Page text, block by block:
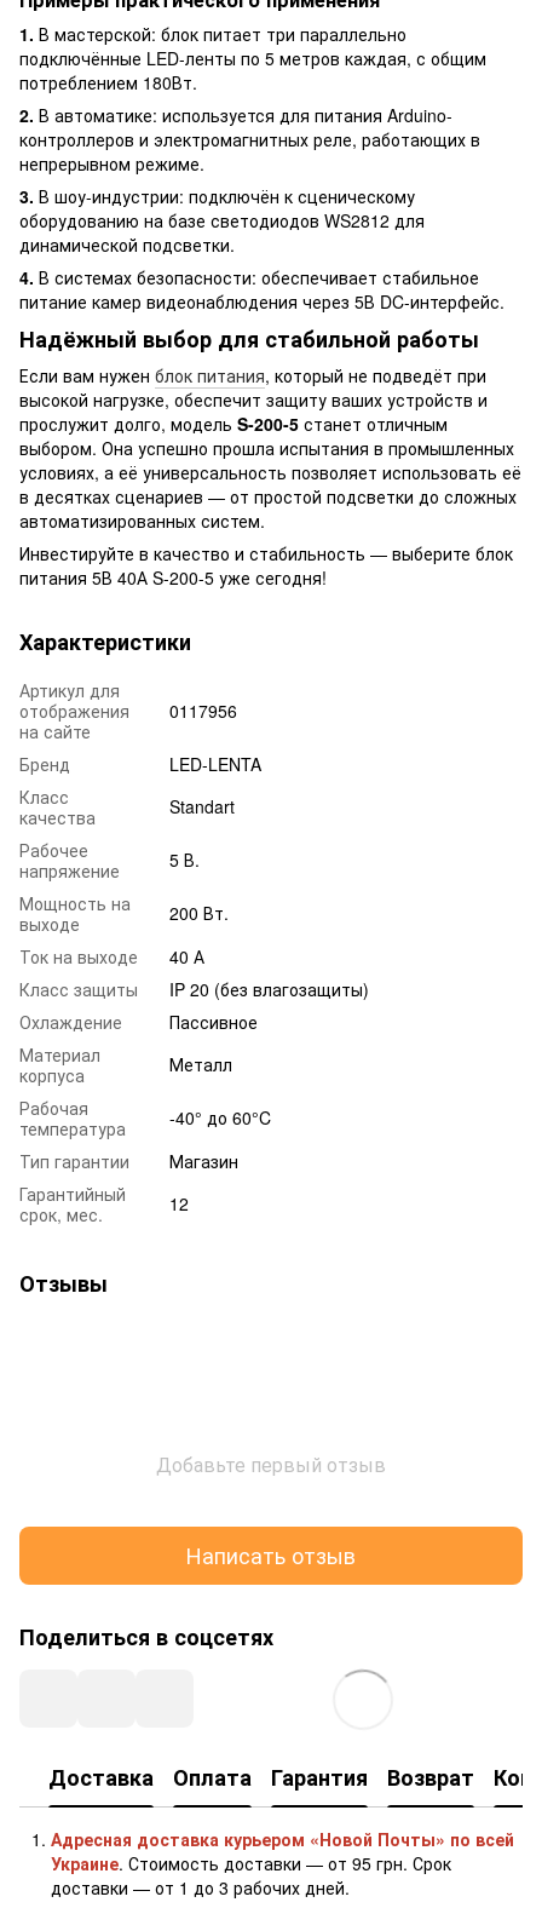
1. В мастерской: блок питает три параллельно
подключённые LED-ленты по 5 метров каждая, с общим
потреблением 180Вт.
2. В автоматике: используется для питания Arduino-
контроллеров и электромагнитных реле, работающих в
непрерывном режиме.
3. В шоу-индустрии: подключён к сценическому
оборудованию на базе светодиодов WS2812 для
динамической подсветки.
4. В системах безопасности: обеспечивает стабильное
питание камер видеонаблюдения через 5В DC-интерфейс.
Надёжный выбор для стабильной работы
Если вам нужен блок питания, который не подведёт при
высокой нагрузке, обеспечит защиту ваших устройств и
прослужит долго, модель S-200-5 станет отличным
выбором. Она успешно прошла испытания в промышленных
условиях, а её универсальность позволяет использовать её
в десятках сценариев — от простой подсветки до сложных
автоматизированных систем.
Инвестируйте в качество и стабильность — выберите блок
питания 5В 40А S-200-5 уже сегодня!
Характеристики
Артикул для
отображения
на сайте
0117956
Бренд
LED-LENTA
Класс
качества
Standart
Рабочее
напряжение
5 В.
Мощность на
выходе
200 Вт.
Ток на выходе
40 А
Класс защиты
IP 20 (без влагозащиты)
Охлаждение
Пассивное
Материал
корпуса
Металл
Рабочая
температура
-40° до 60°C
Тип гарантии
Магазин
Гарантийный
срок, мес.
12
Отзывы
Добавьте первый отзыв
Написать отзыв
Поделиться в соцсетях
Доставка Оплата Гарантия Возврат
Адресная доставка курьером «Новой Почты» по всей
Украине. Стоимость доставки — от 95 грн. Срок
доставки — от 1 до 3 рабочих дней.